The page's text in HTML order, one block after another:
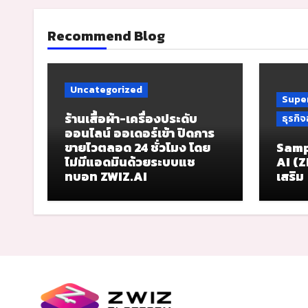
Recommend Blog
Uncategorized
ร้านเสื้อผ้า-เครื่องประดับ
ออนไลน์ ออเดอร์เข้า ปิดการ
ขายไวตลอด 24 ชั่วโมง โดย
ไม่มีแอดมินด้วยระบบแช
ทบอท ZWIZ.AI
ธุรกิจ
AI
เสริม